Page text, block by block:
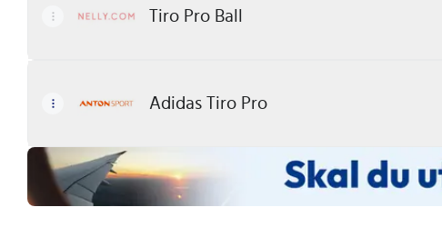
Tiro Pro Ball
Adidas Tiro Pro